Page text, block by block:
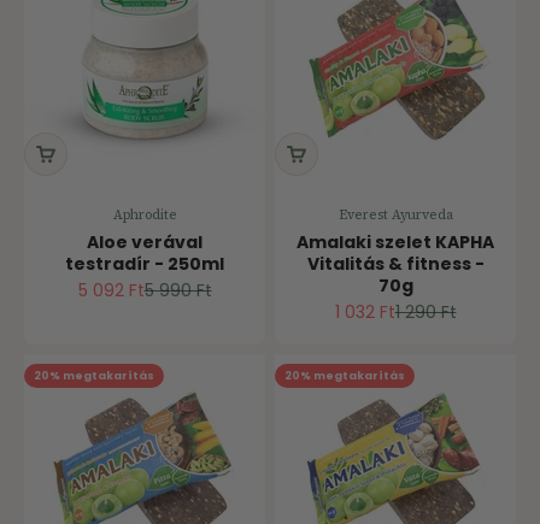
Aphrodite
Aloe verával
testradír - 250ml
Ár
5 092 FtNormál ár
5 990 Ft
Everest Ayurveda
Amalaki szelet KAPHA
Vitalitás & fitness -
70g
Ár
1 032 FtNormál ár
1 290 Ft
20% megtakarítás 20% megtakarítás